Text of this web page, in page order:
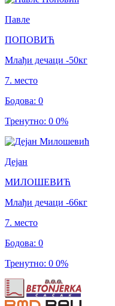
Павле
ПОПОВИЋ
Млађи дечаци -50кг
7. место
Бодова: 0
Тренутно: 0 0%
Дејан
МИЛОШЕВИЋ
Млађи дечаци -66кг
7. место
Бодова: 0
Тренутно: 0 0%